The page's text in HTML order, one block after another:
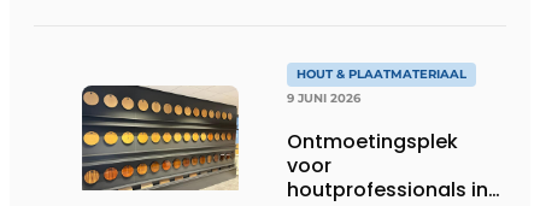
HOUT & PLAATMATERIAAL
9 JUNI 2026
Ontmoetingsplek
voor
houtprofessionals in